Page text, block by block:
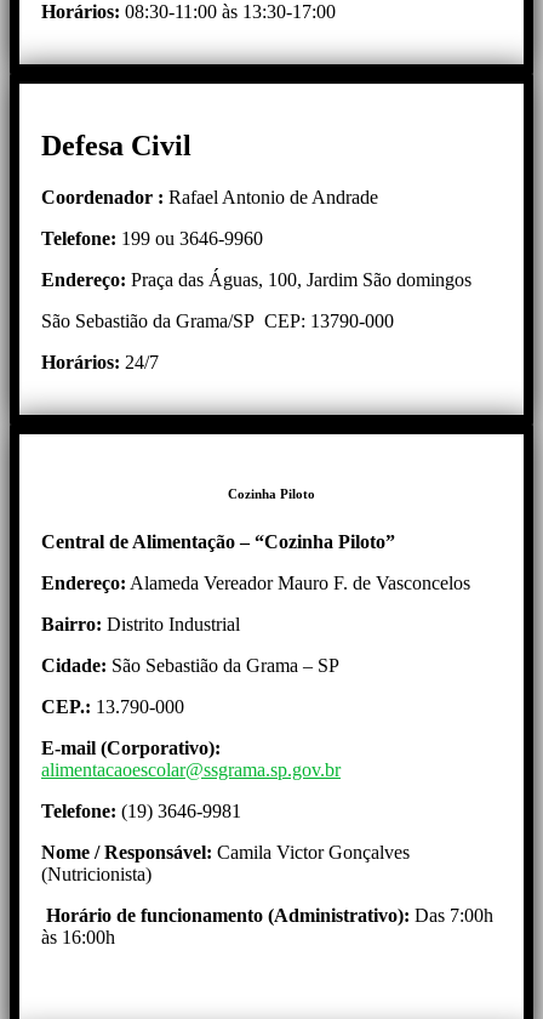
Horários: 08:30-11:00 às 13:30-17:00
Defesa Civil
Coordenador : Rafael Antonio de Andrade
Telefone: 199 ou 3646-9960
Endereço: Praça das Águas, 100, Jardim São domingos
São Sebastião da Grama/SP CEP: 13790-000
Horários: 24/7
Cozinha Piloto
Central de Alimentação – “Cozinha Piloto”
Endereço: Alameda Vereador Mauro F. de Vasconcelos
Bairro: Distrito Industrial
Cidade: São Sebastião da Grama – SP
CEP.: 13.790-000
E-mail (Corporativo):
alimentacaoescolar@ssgrama.sp.gov.br
Telefone: (19) 3646-9981
Nome / Responsável: Camila Victor Gonçalves
(Nutricionista)
Horário de funcionamento (Administrativo): Das 7:00h
às 16:00h